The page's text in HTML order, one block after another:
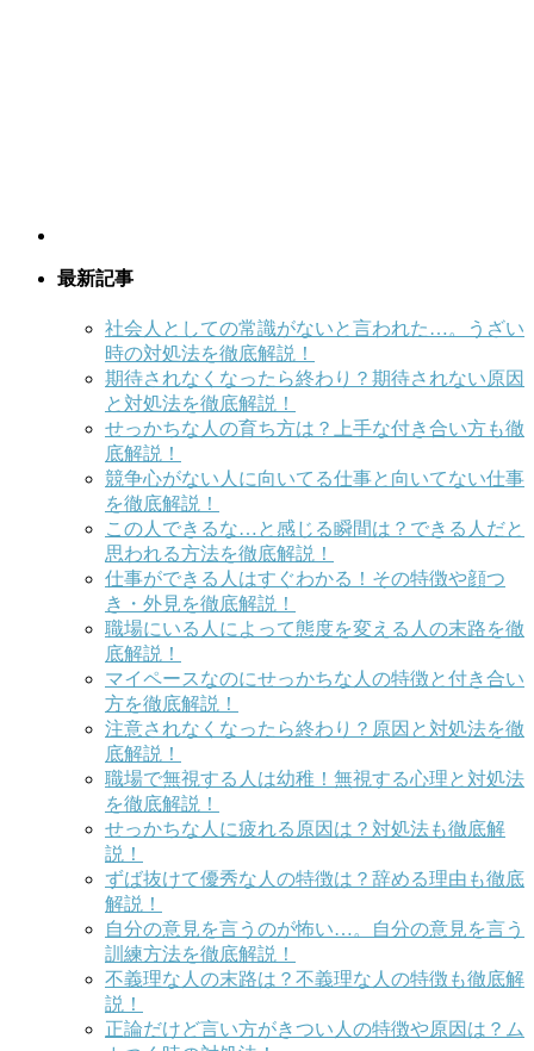
最新記事
社会人としての常識がないと言われた…。うざい
時の対処法を徹底解説！
期待されなくなったら終わり？期待されない原因
と対処法を徹底解説！
せっかちな人の育ち方は？上手な付き合い方も徹
底解説！
競争心がない人に向いてる仕事と向いてない仕事
を徹底解説！
この人できるな…と感じる瞬間は？できる人だと
思われる方法を徹底解説！
仕事ができる人はすぐわかる！その特徴や顔つ
き・外見を徹底解説！
職場にいる人によって態度を変える人の末路を徹
底解説！
マイペースなのにせっかちな人の特徴と付き合い
方を徹底解説！
注意されなくなったら終わり？原因と対処法を徹
底解説！
職場で無視する人は幼稚！無視する心理と対処法
を徹底解説！
せっかちな人に疲れる原因は？対処法も徹底解
説！
ずば抜けて優秀な人の特徴は？辞める理由も徹底
解説！
自分の意見を言うのが怖い…。自分の意見を言う
訓練方法を徹底解説！
不義理な人の末路は？不義理な人の特徴も徹底解
説！
正論だけど言い方がきつい人の特徴や原因は？ム